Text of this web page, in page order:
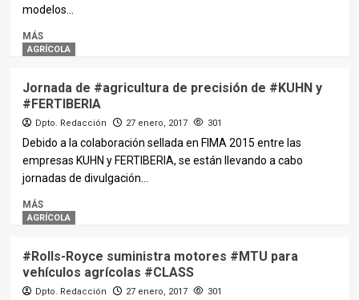
modelos...
MÁS
AGRÍCOLA
Jornada de #agricultura de precisión de #KUHN y
#FERTIBERIA
Dpto. Redacción 27 enero, 2017 301
Debido a la colaboración sellada en FIMA 2015 entre las
empresas KUHN y FERTIBERIA, se están llevando a cabo
jornadas de divulgación...
MÁS
AGRÍCOLA
#Rolls-Royce suministra motores #MTU para
vehículos agrícolas #CLASS
Dpto. Redacción 27 enero, 2017 301